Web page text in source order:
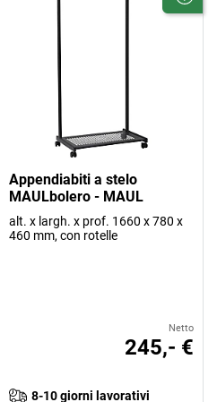
Appendiabiti a stelo
MAULbolero - MAUL
alt. x largh. x prof. 1660 x 780 x
460 mm, con rotelle
Netto
245,- €
8-10 giorni lavorativi